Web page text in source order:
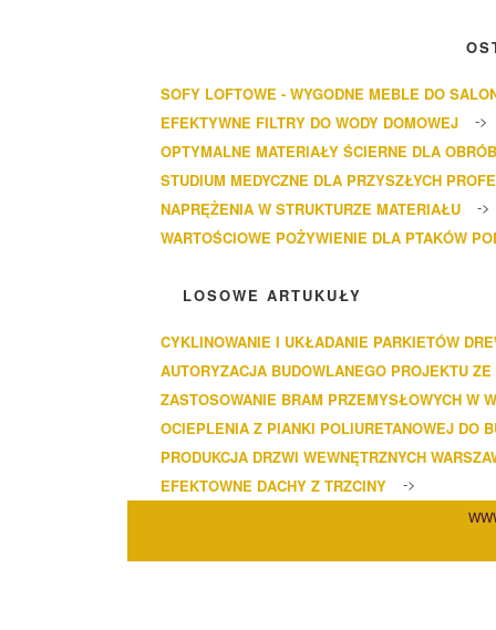
SOFY LOFTOWE - WYGODNE MEBLE DO
EFEKTYWNE FILTRY DO WODY DOMOWEJ
OPTYMALNE MATERIAŁY ŚCIERNE DLA
STUDIUM MEDYCZNE DLA PRZYSZŁYCH
NAPRĘŻENIA W STRUKTURZE MATERIAŁU
WARTOŚCIOWE POŻYWIENIE DLA PTAKÓW
LOSOWE ARTUKUŁY
CYKLINOWANIE I UKŁADANIE PARKIETÓW
AUTORYZACJA BUDOWLANEGO PROJEKTU
ZASTOSOWANIE BRAM PRZEMYSŁOWYCH W
OCIEPLENIA Z PIANKI POLIURETANOWEJ DO
PRODUKCJA DRZWI WEWNĘTRZNYCH
EFEKTOWNE DACHY Z TRZCINY